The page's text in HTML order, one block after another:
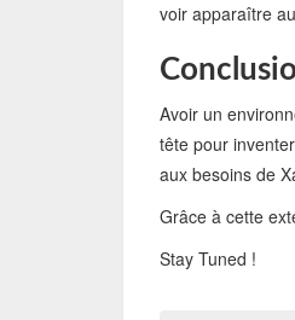
voir apparaître
Avoir un
tête pour
aux besoins de
Grâce à cette
Stay Tuned !